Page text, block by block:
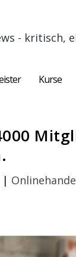
- kritisch,
Kurse